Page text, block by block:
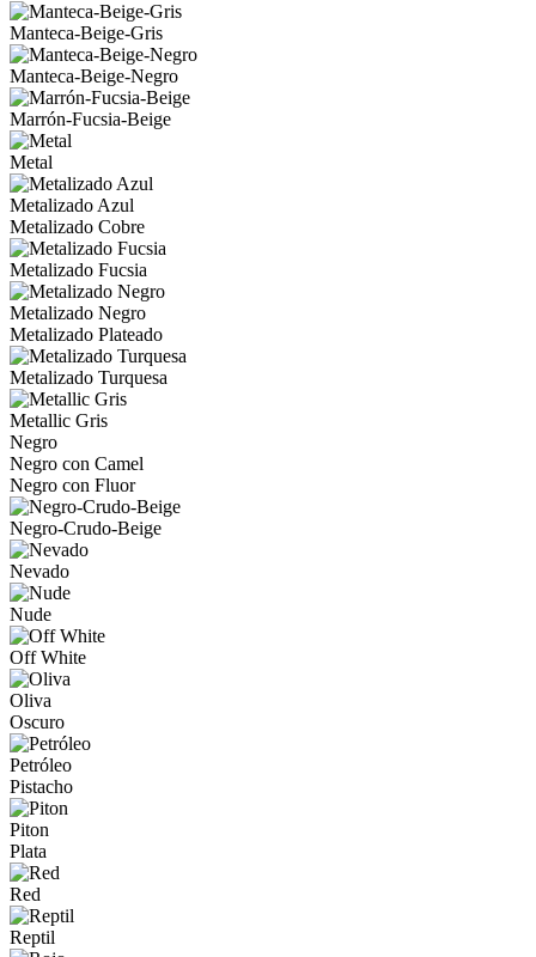
Manteca-Beige-Gris
Manteca-Beige-Negro
Marrón-Fucsia-Beige
Metal
Metalizado Azul
Metalizado Cobre
Metalizado Fucsia
Metalizado Negro
Metalizado Plateado
Metalizado Turquesa
Metallic Gris
Negro
Negro con Camel
Negro con Fluor
Negro-Crudo-Beige
Nevado
Nude
Off White
Oliva
Oscuro
Petróleo
Pistacho
Piton
Plata
Red
Reptil